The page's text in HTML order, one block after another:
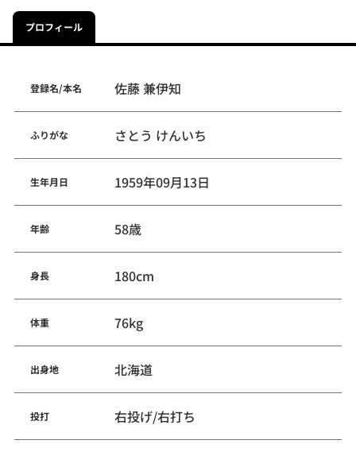
プロフィール
登録名/本名 佐藤 兼伊知
ふりがな さとう けんいち
生年月日 1959年09月13日
年齢 58歳
身長 180cm
体重 76kg
出身地 北海道
投打 右投げ/右打ち